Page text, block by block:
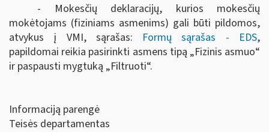
- Mokesčių deklaracijų, kurios mokesčių
mokėtojams (fiziniams asmenims) gali būti pildomos,
atvykus į VMI, sąrašas: Formų sąrašas - EDS,
papildomai reikia pasirinkti asmens tipą „Fizinis asmuo“
ir paspausti mygtuką „Filtruoti“.
Informaciją parengė
Teisės departamentas